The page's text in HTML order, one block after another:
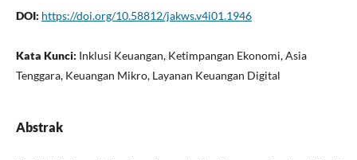
DOI: https://doi.org/10.58812/jakws.v4i01.1946
Kata Kunci: Inklusi Keuangan, Ketimpangan Ekonomi, Asia
Tenggara, Keuangan Mikro, Layanan Keuangan Digital
Abstrak